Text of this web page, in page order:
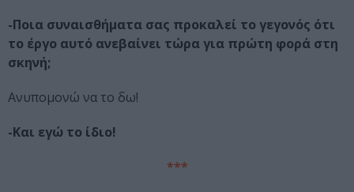
-Ποια συναισθήματα σας προκαλεί το γεγονός ότι
το έργο αυτό ανεβαίνει τώρα για πρώτη φορά στη
σκηνή;
Ανυπομονώ να το δω!
-Και εγώ το ίδιο!
***